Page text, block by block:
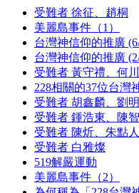
受難者 徐征、趙桐
美麗島事件（1）
台灣神信仰的推廣
台灣神信仰的推廣
受難者 黃守禮、何川
228相關的37位台灣
受難者 胡鑫麟、劉
受難者 鍾浩東、陳
受難者 陳炘、朱點人
受難者 白雅燦
519解嚴運動
美麗島事件（2）